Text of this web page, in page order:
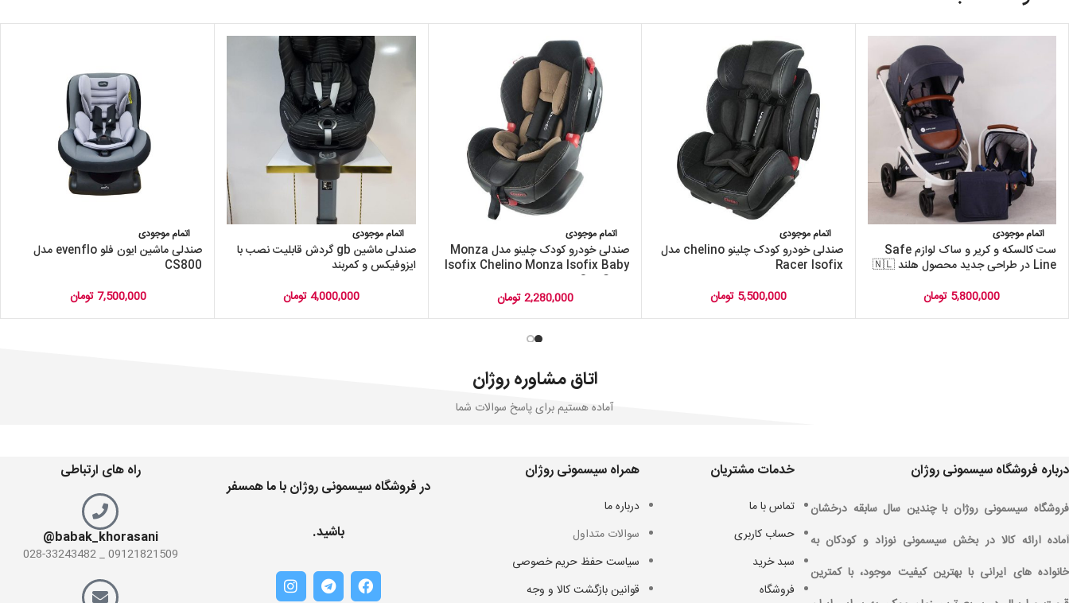
اتمام موجودی
ست کالسکه و کریر و ساک لوازم Safe
Line در طراحی جدید محصول هلند 🇳🇱
5,800,000 تومان
اتمام موجودی
صندلی خودرو کودک چلینو chelino مدل
Racer Isofix
5,500,000 تومان
اتمام موجودی
صندلی خودرو کودک چلینو مدل Monza
Isofix Chelino Monza Isofix Baby
Car Seat
2,280,000تومان
اتمام موجودی
صندلی ماشین gb گردش قابلیت نصب با
ایزوفیکس و کمربند
4,000,000تومان
اتمام موجودی
صندلی ماشین ایون فلو evenflo مدل
CS800
7,500,000تومان
اتاق مشاوره روژان
آماده هستیم برای پاسخ سوالات شما
درباره فروشگاه سیسمونی روژان
فروشگاه سیسمونی روژان با چندین سال سابقه درخشان
آماده ارائه کالا در بخش سیسمونی نوزاد و کودکان به
خانواده های ایرانی با بهترین کیفیت موجود، با کمترین
خدمات مشتریان
تماس با ما
حساب کاربری
سبد خرید
فروشگاه
همراه سیسمونی روژان
درباره ما
سوالات متداول
سیاست حفظ حریم خصوصی
قوانین بازگشت کالا و وجه
در فروشگاه سیسمونی روژان با ما همسفر
باشید.
راه های ارتباطی
babak_khorasani@
09121821509 _ 028-33243482